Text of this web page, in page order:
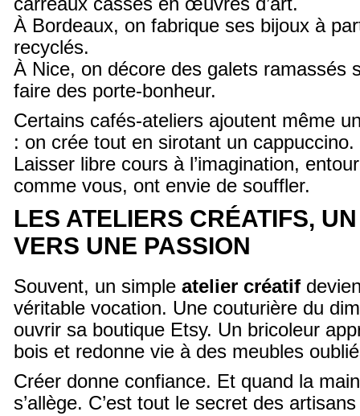
À Bordeaux, on fabrique ses bijoux à
recyclés.
À Nice, on décore des galets ramassés
faire des porte-bonheur.
Certains cafés-ateliers ajoutent même
: on crée tout en sirotant un
Laisser libre cours à l’imagination,
comme vous, ont envie de souffler.
LES ATELIERS CRÉATIFS,
VERS UNE PASSION
Souvent, un simple atelier créatif
véritable vocation. Une couturière du
ouvrir sa boutique Etsy. Un bricoleur
bois et redonne vie à des meubles
Créer donne confiance. Et quand la
s’allège. C’est tout le secret des